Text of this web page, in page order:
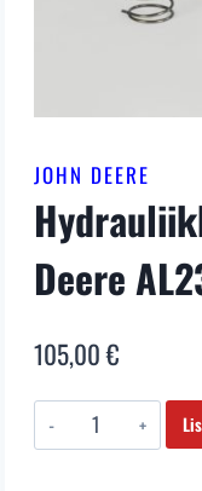
JOHN DEERE
Deere
105,00€
John